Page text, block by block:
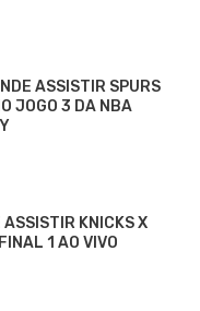
ASSISTIR SPURS
JOGO 3 DA NBA
ASSISTIR KNICKS X
1 AO VIVO